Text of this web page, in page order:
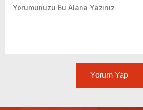
Yorum Yap